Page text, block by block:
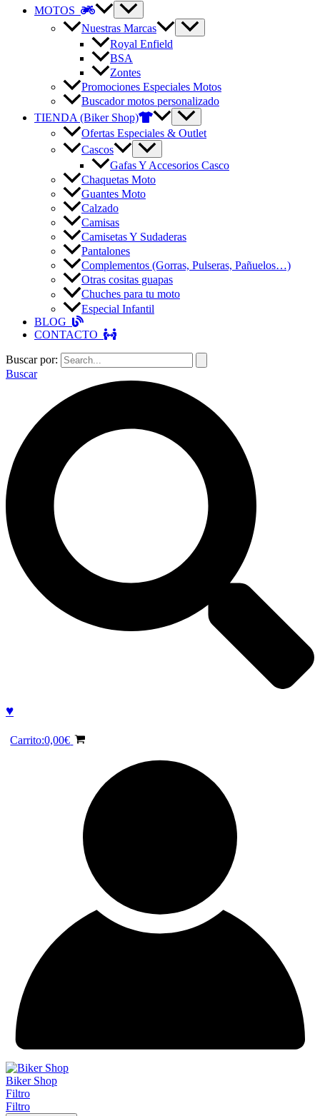
MOTOS
Nuestras Marcas
Royal Enfield
BSA
Zontes
Promociones Especiales Motos
Buscador motos personalizado
TIENDA (Biker Shop)
Ofertas Especiales & Outlet
Cascos
Gafas Y Accesorios Casco
Chaquetas Moto
Guantes Moto
Calzado
Camisas
Camisetas Y Sudaderas
Pantalones
Complementos (Gorras, Pulseras, Pañuelos…)
Otras cositas guapas
Chuches para tu moto
Especial Infantil
BLOG
CONTACTO
Buscar por:
Buscar
♥
Carrito:0,00€
Biker Shop
Filtro
Filtro